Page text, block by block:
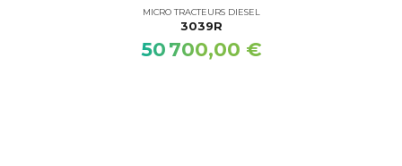
MICRO TRACTEURS DIESEL
3039R
50 700,00 €